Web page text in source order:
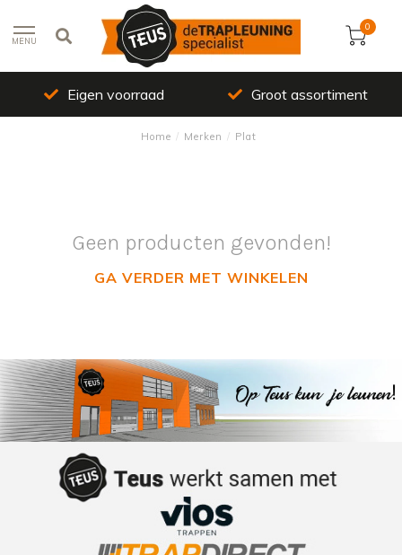
MENU
0
Eigen voorraad Groot assortiment
Home / Merken / Plat
Geen producten gevonden!
GA VERDER MET WINKELEN